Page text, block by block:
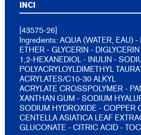
INCI
[43575-26]
Ingredients: AQUA (WATER, EAU) -
ETHER - GLYCERIN -
1,2-HEXANEDIOL - INULIN -
POLYACRYLOYLDIMETHYL
ACRYLATES/C10-30 ALKYL
ACRYLATE CROSSPOLYMER -
XANTHAN GUM - SODIUM
SODIUM HYDROXIDE - COPPER
CENTELLA ASIATICA LEAF
GLUCONATE - CITRIC ACID -